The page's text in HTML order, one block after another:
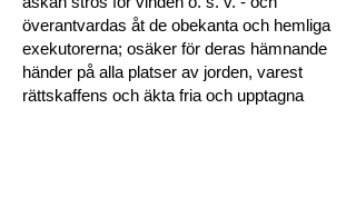
överantvardas åt de obekanta och hemliga
exekutorerna; osäker för deras hämnande
händer på alla platser av jorden, varest
rättskaffens och äkta fria och upptagna